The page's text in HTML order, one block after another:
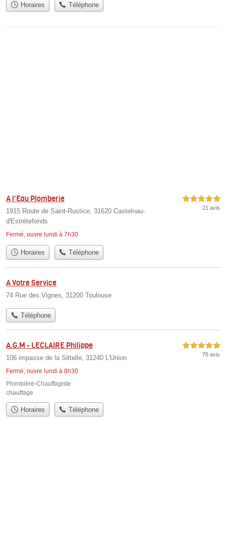
Horaires Téléphone
A l'Eau Plomberie
1915 Route de Saint-Rustice, 31620 Castelnau-
d'Estrétefonds
Fermé, ouvre lundi à 7h30
5,0 étoiles sur 5
21 avis
Horaires Téléphone
A Votre Service
74 Rue des Vignes, 31200 Toulouse
Téléphone
A.G.M - LECLAIRE Philippe
106 impasse de la Sittelle, 31240 L'Union
Fermé, ouvre lundi à 8h30
5,0 étoiles sur 5
75 avis
Plombière-Chauffagiste
chauffage
Horaires Téléphone